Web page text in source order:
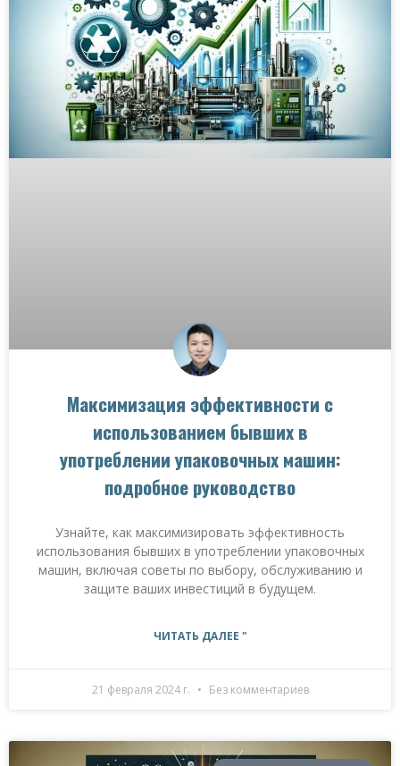
Максимизация эффективности с
использованием бывших в
употреблении упаковочных машин:
подробное руководство
Узнайте, как максимизировать эффективность
использования бывших в употреблении упаковочных
машин, включая советы по выбору, обслуживанию и
защите ваших инвестиций в будущем.
ЧИТАТЬ ДАЛЕЕ "
21 февраля 2024 г. Без комментариев